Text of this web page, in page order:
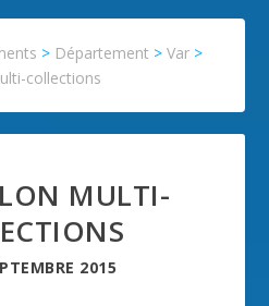
> Département >Var >
collections
MULTI-
2015